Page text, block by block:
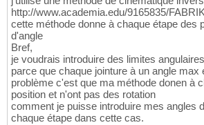
http://www.academia.edu/9165835/
cette méthode donne à chaque étape des
d'angle
Bref,
je voudrais introduire des limites
parce que chaque jointure à un angle max
problème c'est que ma méthode donen à
position et n'ont pas des rotation
comment je puisse introduire mes angles
chaque étape dans cette cas.